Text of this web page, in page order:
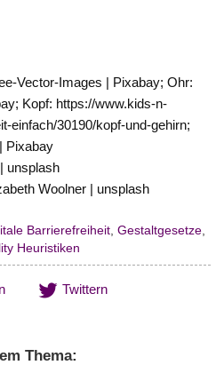
Vector-Images | Pixabay; Ohr:
Kopf: https://www.kids-n-
einfach/30190/kopf-und-gehirn;
Pixabay
unsplash
Woolner | unsplash
Barrierefreiheit ,Gestaltgesetze
Heuristiken
Twittern
Thema: